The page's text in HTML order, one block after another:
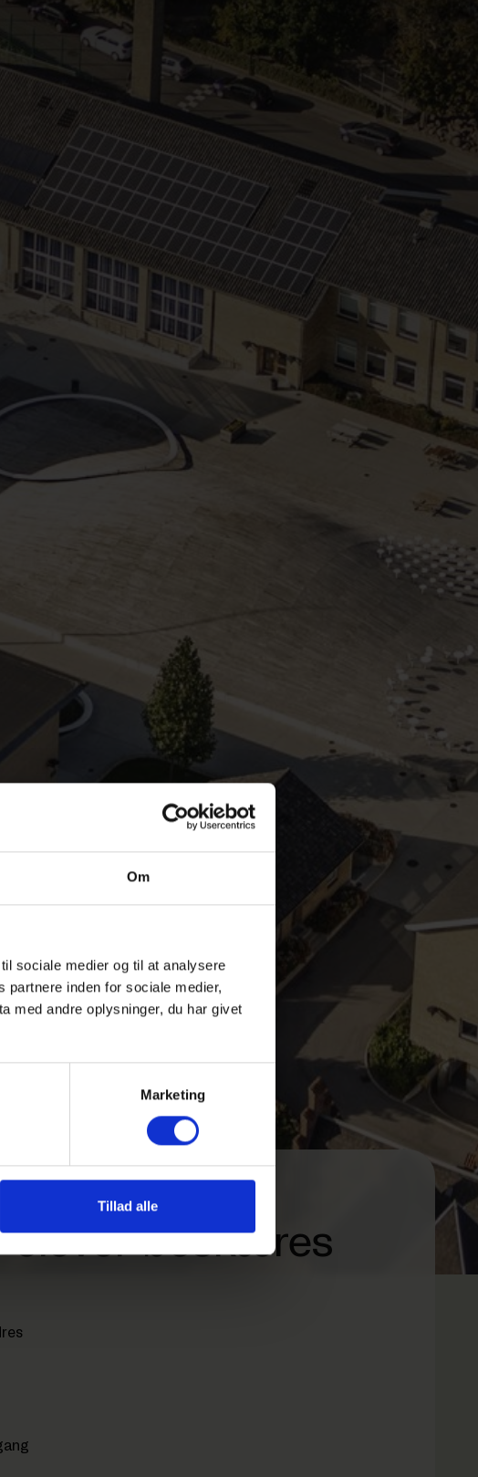
Om
sociale medier og til at analysere
inden for sociale medier,
med andre oplysninger, du har givet
Marketing
Tillad alle
elever beskæres